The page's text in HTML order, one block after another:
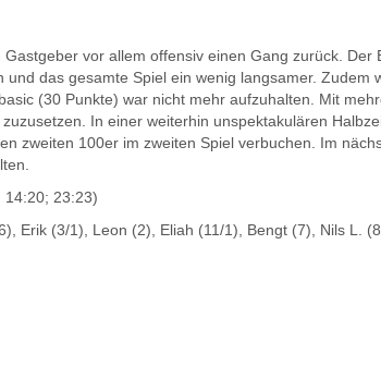
vor allem offensiv einen Gang zurück. Der
das gesamte Spiel ein wenig langsamer. Zudem
(30 Punkte) war nicht mehr aufzuhalten. Mit
In einer weiterhin unspektakulären
zweiten 100er im zweiten Spiel verbuchen. Im
14:20; 23:23)
Erik (3/1), Leon (2), Eliah (11/1), Bengt (7), Nils L.